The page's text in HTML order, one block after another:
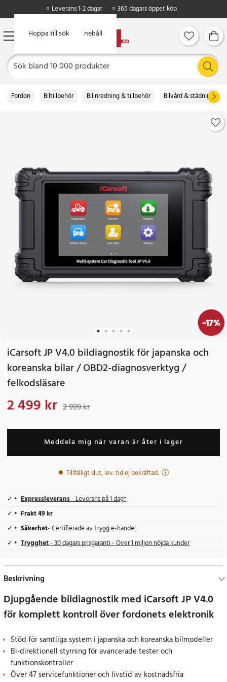
Hoppa till huvudinnehåll
Hoppa till sök
⭐ Leverans 1-2 dagar ⭐ 365 dagars öppet köp
Fordon Biltillbehör Bilinredning & tillbehör Bilvård & städning
-17%
iCarsoft JP V4.0 bildiagnostik för japanska och
koreanska bilar / OBD2-diagnosverktyg /
felkodsläsare
Nuvarande pris:
2 499 kr 2 999 kr
Meddela mig när varan är åter i lager
Tillfälligt slut, lev. tid ej bekräftad.
Expressleverans- Leverans på 1 dag*
Frakt 49 kr
Säkerhet- Certifierade av Trygg e-handel
Trygghet- 30 dagars prisgaranti - Över 1 miljon nöjda kunder
Beskrivning
Djupgående bildiagnostik med iCarsoft JP V4.0
för komplett kontroll över fordonets elektronik
Stöd för samtliga system i japanska och koreanska bilmodeller
Bi-direktionell styrning för avancerade tester och
funktionskontroller
Över 47 servicefunktioner och livstid av kostnadsfria